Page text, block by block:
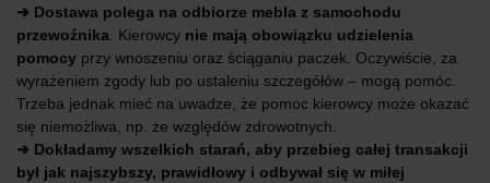
➔ Dostawa polega na odbiorze mebla z samochodu
przewoźnika. Kierowcy nie mają obowiązku udzielenia
pomocy przy wnoszeniu oraz ściąganiu paczek. Oczywiście, za
wyrażeniem zgody lub po ustaleniu szczegółów – mogą pomóc.
Trzeba jednak mieć na uwadze, że pomoc kierowcy może okazać
się niemożliwa, np. ze względów zdrowotnych.
➔ Dokładamy wszelkich starań, aby przebieg całej transakcji
był jak najszybszy, prawidłowy i odbywał się w miłej